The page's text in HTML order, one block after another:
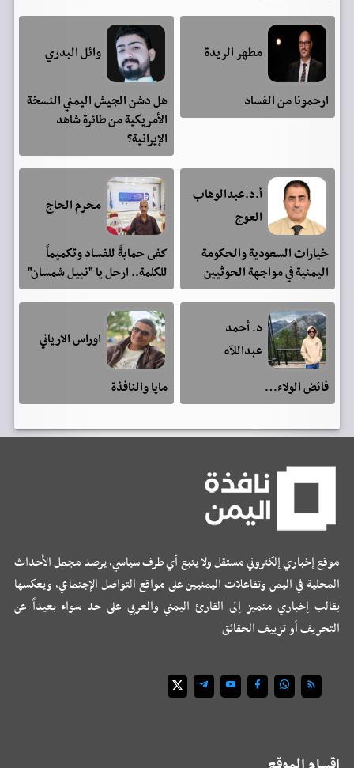
مطهر الريدة
ارحمونا من الفساد
وائل البدري
هل دشن الجيش اليمني النسخة
الأمريكية من طائرة شاهد
الإيرانية؟
أ.د.عبدالوهاب
العوج
خيارات السعودية والحكومة
اليمنية في مواجهة الحوثيين
محرم الحاج
كفى حمايةً للفساد وتكميماً
للكلمة.. ارحل يا "نبيل شمسان"
د. أحمد
عبداللآه
فائض الولاء…
اوراس الارياني
مايا والنافذة
موقع إخباري إلكتروني مستقل ولا يتبع أي طرف سياسي، يرصد مجمل الأحداث
المحلية في اليمن وتفاعلات اليمنيين على مواقع التواصل الإجتماعي، ويعكسها
بقالب إخباري متميز إلى القارئ اليمني والعربي على حد سواء بعيداً عن
التحريف أو تزييف الحقائق